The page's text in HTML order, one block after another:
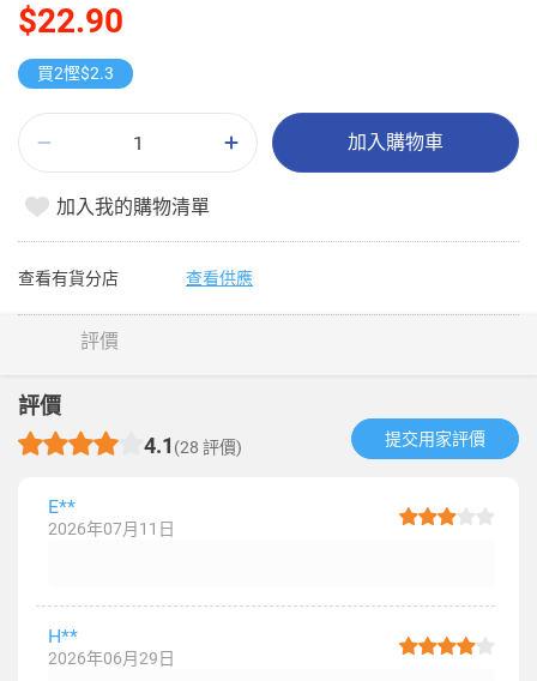
$22.90
買2慳$2.3
加入購物車
加入我的購物清單
查看有貨分店 查看供應
評價
評價
4.1 (28 評價) 提交用家評價​
E**
2026年07月11日
H**
2026年06月29日